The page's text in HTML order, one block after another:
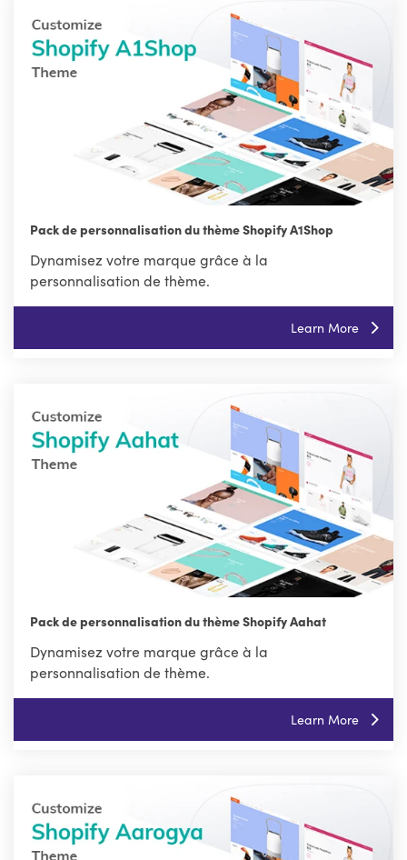
Pack de personnalisation du thème Shopify A1Shop
Dynamisez votre marque grâce à la
personnalisation de thème.
Learn More
Pack de personnalisation du thème Shopify Aahat
Dynamisez votre marque grâce à la
personnalisation de thème.
Learn More